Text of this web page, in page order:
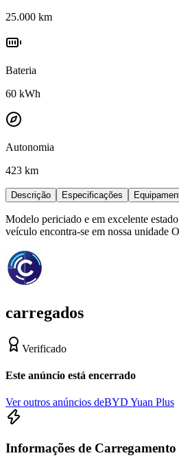
25.000 km
Bateria
60 kWh
Autonomia
423 km
Descrição Especificações
Modelo periciado e em excelente
veículo encontra-se em nossa unidade
carregados
Verificado
Este anúncio está encerrado
Ver outros anúncios deBYD Yuan Plus
Informações de Carregamento